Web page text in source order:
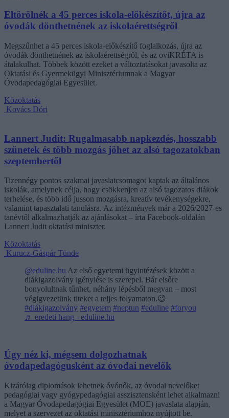
Eltörölnék a 45 perces iskola-előkészítőt, újra az
óvodák dönthetnének az iskolaérettségről
Megszűnhet a 45 perces iskola-előkészítő foglalkozás, újra az
óvodák dönthetnének az iskolaérettségről, és az oviKRÉTA is
átalakulhat. Többek között ezeket a változtatásokat javasolta az
Oktatási és Gyermekügyi Minisztériumnak a Magyar
Óvodapedagógiai Egyesület.
Közoktatás
Kovács Dóri
Lannert Judit: Rugalmasabb napkezdés, hosszabb
szünetek és több mozgás jöhet az alsó tagozatokban
szeptembertől
Tizennégy pontos szakmai javaslatcsomagot kaptak az általános
iskolák, amelynek célja, hogy csökkenjen az alsó tagozatos diákok
terhelése, és több idő jusson mozgásra, kreatív tevékenységekre,
valamint tapasztalati tanulásra. Az intézmények már a 2026/2027-es
tanévtől alkalmazhatják az ajánlásokat – írta Facebook-oldalán
Lannert Judit oktatási miniszter.
Közoktatás
Kurucz-Gáspár Tünde
@eduline.hu Az első egyetemi ügyintézések között a
diákigazolvány igénylése is szerepel. Bár elsőre
bonyolultnak tűnhet, néhány lépésből megvan – most
végigvezetünk titeket a teljes folyamaton.😉
#diákigazolvány #egyetem #neptun #eduline #foryou
♬ eredeti hang - eduline.hu
Úgy néz ki, mégsem dolgozhatnak
óvodapedagógusként az óvodai nevelők
Kizárólag diplomások lehetnek óvónők, az óvodai nevelőket
pedagógiai vagy gyógypedagógiai asszisztensként lehet alkalmazni
a Magyar Óvodapedagógiai Egyesület (MOE) javaslata alapján,
melyet a szervezet az oktatási minisztériumhoz nyújtott be.